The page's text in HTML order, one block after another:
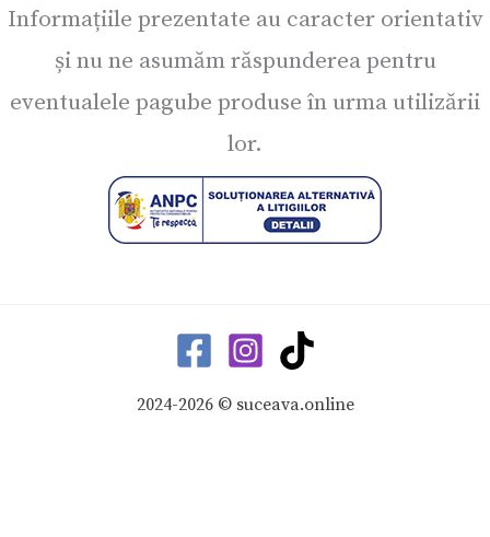
Informațiile prezentate au caracter orientativ
și nu ne asumăm răspunderea pentru
eventualele pagube produse în urma utilizării
lor.
2024-2026 © suceava.online